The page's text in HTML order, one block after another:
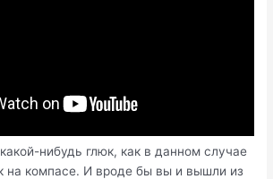
нибудь глюк, как в данном случае
на компасе. И вроде бы вы и вышли из